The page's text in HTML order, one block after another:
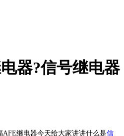
器?信号继电器
继电器今天给大家讲讲什么是信